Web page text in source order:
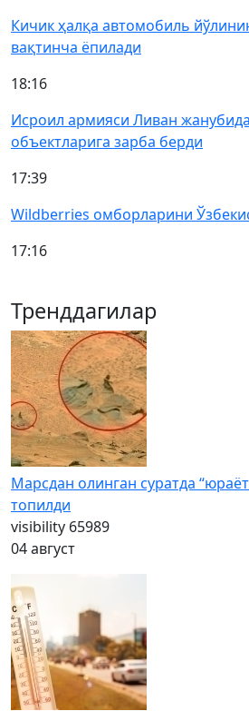
Кичик ҳалқа автомобиль
вақтинча ёпилади
18:16
Исроил армияси Ливан
объектларига зарба берди
17:39
Wildberries омборларини
17:16
Тренддагилар
Марсдан олинган суратда
топилди
visibility 65989
04 август